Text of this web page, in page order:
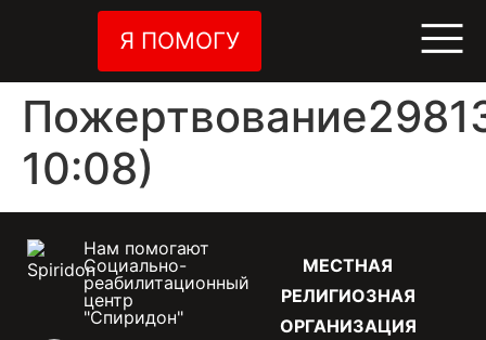
Я ПОМОГУ
10:08)
МЕСТНАЯ
РЕЛИГИОЗНАЯ
ОРГАНИЗАЦИЯ
Нам помогают
Социально-
реабилитационный
центр
"Спиридон"